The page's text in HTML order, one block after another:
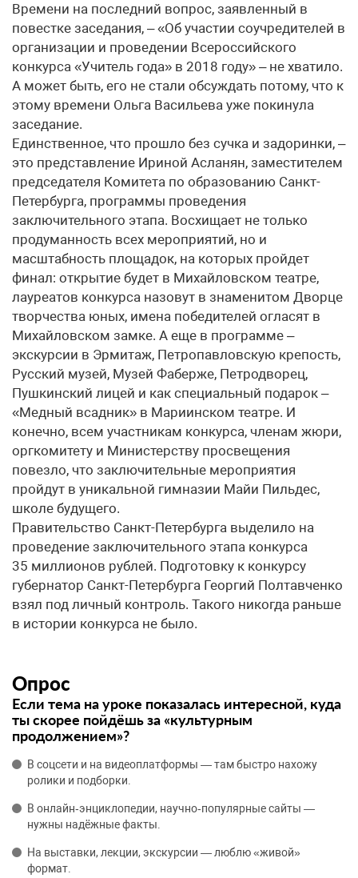
Времени на последний вопрос, заявленный в
повестке заседания, – «Об участии соучредителей в
организации и проведении Всероссийского
конкурса «Учитель года» в 2018 году» – не хватило.
А может быть, его не стали обсуждать потому, что к
этому времени Ольга Васильева уже покинула
заседание.
Единственное, что прошло без сучка и задоринки, –
это представление Ириной Асланян, заместителем
председателя Комитета по образованию Санкт-
Петербурга, программы проведения
заключительного этапа. Восхищает не только
продуманность всех мероприятий, но и
масштабность площадок, на которых пройдет
финал: открытие будет в Михайловском театре,
лауреатов конкурса назовут в знаменитом Дворце
творчества юных, имена победителей огласят в
Михайловском замке. А еще в программе –
экскурсии в Эрмитаж, Петропавловскую крепость,
Русский музей, Музей Фаберже, Петродворец,
Пушкинский лицей и как специальный подарок –
«Медный всадник» в Мариинском театре. И
конечно, всем участникам конкурса, членам жюри,
оргкомитету и Министерству просвещения
повезло, что заключительные мероприятия
пройдут в уникальной гимназии Майи Пильдес,
школе будущего.
Правительство Санкт-Петербурга выделило на
проведение заключительного этапа конкурса
35 миллионов рублей. Подготовку к конкурсу
губернатор Санкт-Петербурга Георгий Полтавченко
взял под личный контроль. Такого никогда раньше
в истории конкурса не было.
Опрос
Если тема на уроке показалась интересной, куда
ты скорее пойдёшь за «культурным
продолжением»?
В соцсети и на видеоплатформы — там быстро нахожу
ролики и подборки.
В онлайн‑энциклопедии, научно‑популярные сайты —
нужны надёжные факты.
На выставки, лекции, экскурсии — люблю «живой»
формат.